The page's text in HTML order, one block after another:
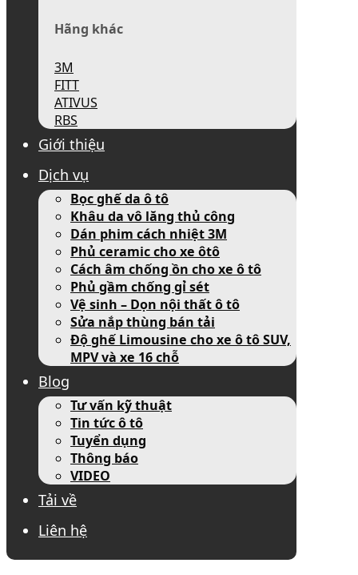
Hãng khác
3M
FITT
ATIVUS
RBS
Giới thiệu
Dịch vụ
Bọc ghế da ô tô
Khâu da vô lăng thủ công
Dán phim cách nhiệt 3M
Phủ ceramic cho xe ôtô
Cách âm chống ồn cho xe ô tô
Phủ gầm chống gỉ sét
Vệ sinh – Dọn nội thất ô tô
Sửa nắp thùng bán tải
Độ ghế Limousine cho xe ô tô SUV,
MPV và xe 16 chỗ
Blog
Tư vấn kỹ thuật
Tin tức ô tô
Tuyển dụng
Thông báo
VIDEO
Tải về
Liên hệ